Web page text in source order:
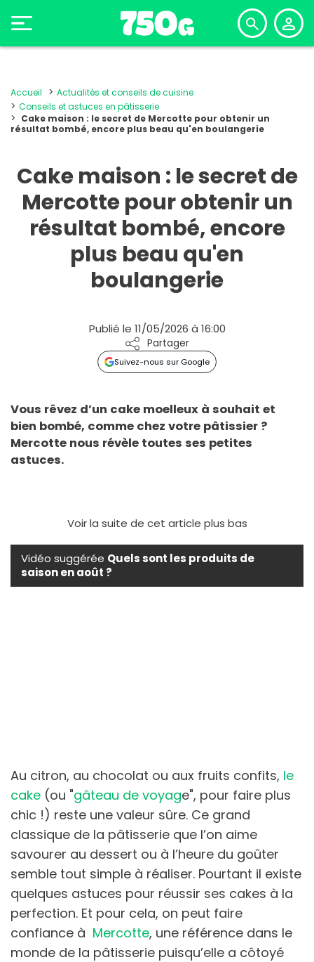
Accueil
Actualités et conseils de cuisine
Conseils et astuces en pâtisserie
Cake maison : le secret de Mercotte pour obtenir un
résultat bombé, encore plus beau qu'en boulangerie
Cake maison : le secret de
Mercotte pour obtenir un
résultat bombé, encore
plus beau qu'en
boulangerie
Publié le 11/05/2026 à 16:00
Partager
Suivez-nous sur Google
Vous rêvez d’un cake moelleux à souhait et
bien bombé, comme chez votre pâtissier ?
Mercotte nous révèle toutes ses petites
astuces.
Voir la suite de cet article plus bas
Vidéo suggérée Quels sont les produits de
saison en août ?
Au citron, au chocolat ou aux fruits confits, le
cake (ou "gâteau de voyage", pour faire plus
chic !) reste une valeur sûre. Ce grand
classique de la pâtisserie que l’on aime
savourer au dessert ou à l’heure du goûter
semble tout simple à réaliser. Pourtant il existe
quelques astuces pour réussir ses cakes à la
perfection. Et pour cela, on peut faire
confiance à Mercotte, une référence dans le
monde de la pâtisserie puisqu’elle a côtoyé